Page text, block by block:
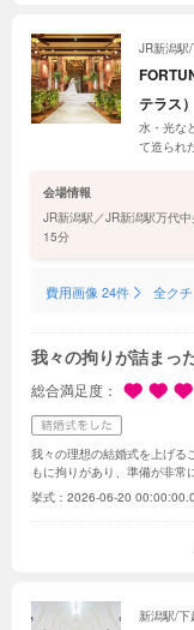
JR新潟駅
テラス）
水・光な
て造られ
会場情報
JR新潟駅／JR新潟駅万代
15分
費用画像 24件 全ク
我々の拘りが詰まっ
総合満足度
我々の理想の結婚式を上げる
もに拘りがあり、準備が非常
切に対応してくださり、その
式・披露宴を行うことができ
式は人前式スタイルでおふざ
ロキャッチを行なったりと
挙式： 2026-06-20 00:00:00.0
新潟駅/下